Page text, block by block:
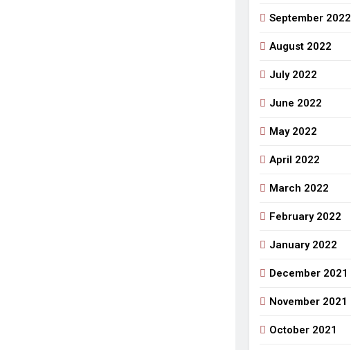
September 2022
August 2022
July 2022
June 2022
May 2022
April 2022
March 2022
February 2022
January 2022
December 2021
November 2021
October 2021